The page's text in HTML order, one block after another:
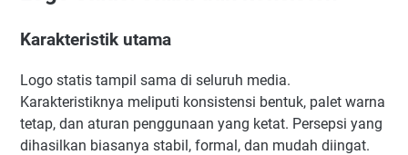
Karakteristik utama
Logo statis tampil sama di seluruh media.
Karakteristiknya meliputi konsistensi bentuk, palet warna
tetap, dan aturan penggunaan yang ketat. Persepsi yang
dihasilkan biasanya stabil, formal, dan mudah diingat.